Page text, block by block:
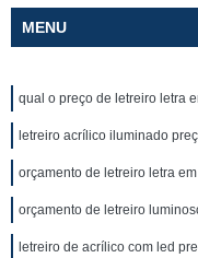
MENU
qual o preço de letreiro letra
letreiro acrílico iluminado
orçamento de letreiro letra em
orçamento de letreiro
letreiro de acrílico com led